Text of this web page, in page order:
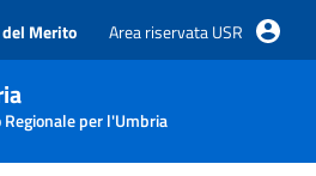
Merito Area riservata USR
per l'Umbria